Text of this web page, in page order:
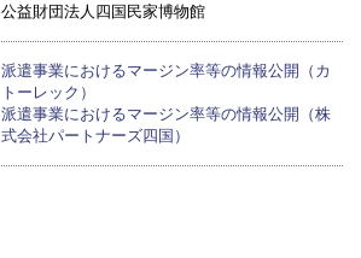
公益財団法人四国民家博物館
派遣事業におけるマージン率等の情報公開（カ
トーレック）
派遣事業におけるマージン率等の情報公開（株
式会社パートナーズ四国）